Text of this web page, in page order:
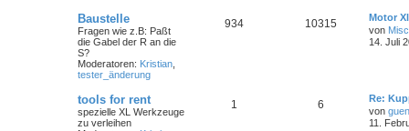
Baustelle
Fragen wie z.B: Paßt
die Gabel der R an die
S?
Moderatoren: Kristian
tester_änderung
934 10315
Motor
von
14. Juli
tools for rent
spezielle XL Werkzeuge
zu verleihen
1 6
Re:
von
11.